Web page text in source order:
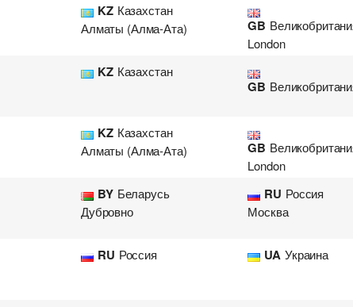
KZ Казахстан
Алматы (Алма-Ата)
GB
London
KZ Казахстан
GB
KZ Казахстан
Алматы (Алма-Ата)
GB
London
BY Беларусь
Дубровно
RU Россия
Москва
RU Россия UA Украина